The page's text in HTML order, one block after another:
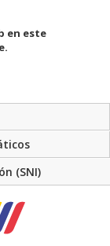
en este
(SNI)